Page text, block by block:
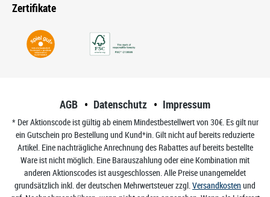
Zertifikate
AGB Datenschutz Impressum
* Der Aktionscode ist gültig ab einem Mindestbestellwert von 30€. Es gilt nur
ein Gutschein pro Bestellung und Kund*in. Gilt nicht auf bereits reduzierte
Artikel. Eine nachträgliche Anrechnung des Rabattes auf bereits bestellte
Ware ist nicht möglich. Eine Barauszahlung oder eine Kombination mit
anderen Aktionscodes ist ausgeschlossen. Alle Preise unangemeldet
grundsätzlich inkl. der deutschen Mehrwertsteuer zzgl.Versandkosten und